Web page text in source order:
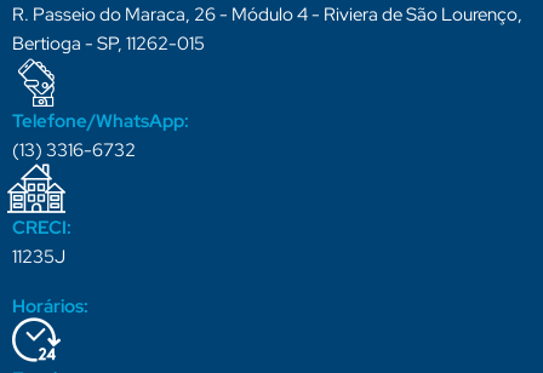
R. Passeio do Maraca, 26 - Módulo 4 - Riviera de São Lourenço,
Bertioga - SP, 11262-015
Telefone/WhatsApp:
(13) 3316-6732
CRECI:
11235J
Horários: